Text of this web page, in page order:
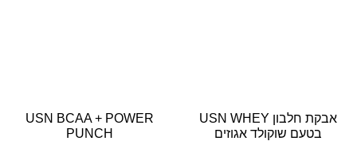
אבקת חלבון USN WHEY
בטעם שוקולד אגוזים
USN BCAA + POWER
PUNCH